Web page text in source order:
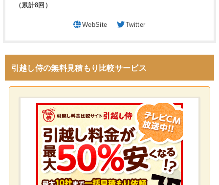
（累計8回）
WebSite Twitter
引越し侍の無料見積もり比較サービス